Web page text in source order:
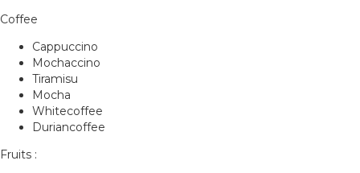
Coffee
Cappuccino
Mochaccino
Tiramisu
Mocha
Whitecoffee
Duriancoffee
Fruits :